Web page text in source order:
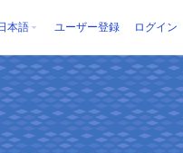
本語 ユーザー登録 ログイン